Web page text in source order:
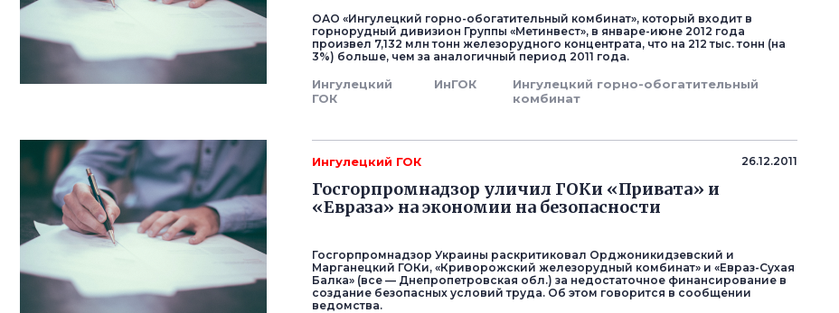
ОАО «Ингулецкий горно-обогатительный комбинат», который входит в
горнорудный дивизион Группы «Метинвест», в январе-июне 2012 года
произвел 7,132 млн тонн железорудного концентрата, что на 212 тыс. тонн (на
3%) больше, чем за аналогичный период 2011 года.
Ингулецкий
ГОК
ИнГОК
Ингулецкий горно-обогатительный
комбинат
Ингулецкий ГОК 26.12.2011
Госгорпромнадзор уличил ГОКи «Привата» и
«Евраза» на экономии на безопасности
Госгорпромнадзор Украины раскритиковал Орджоникидзевский и
Марганецкий ГОКи, «Криворожский железорудный комбинат» и «Евраз-Сухая
Балка» (все — Днепропетровская обл.) за недостаточное финансирование в
создание безопасных условий труда. Об этом говорится в сообщении
ведомства.